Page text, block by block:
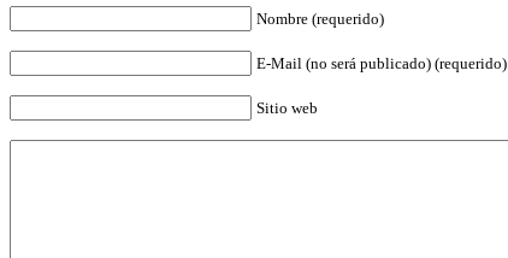
Nombre (requerido)
E-Mail (no será publicado) (requerido)
Sitio web